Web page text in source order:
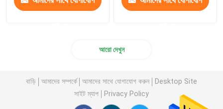
আরো দেখুন
বাড়ি আমাদের সম্পর্কে আমাদের সাথে যোগাযোগ করুন
Desktop Site
সাইট ম্যাপ
Privacy Policy